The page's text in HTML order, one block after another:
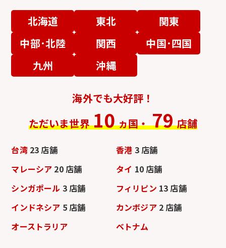
北海道 東北
関東
中部･北陸
関西
中国･四国
九州
沖縄
海外でも大好評！
ただいま世界 10 ヵ国・ 79 店舗
台湾 23 店舗 香港 3 店舗
マレーシア 20 店舗 タイ 10 店舗
シンガポール 3 店舗 フィリピン 13 店舗
インドネシア 5 店舗 カンボジア 2 店舗
オーストラリア
ベトナム